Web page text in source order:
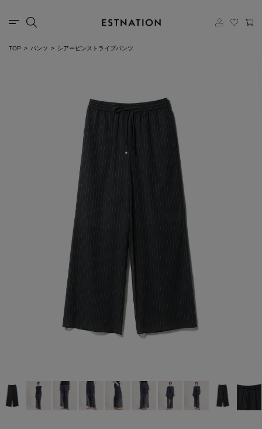
TOP パンツ シアーピンストライプパンツ